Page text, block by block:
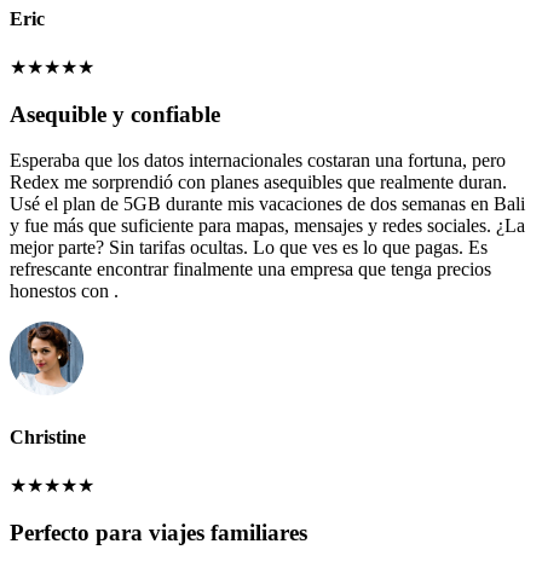
Eric
★★★★★
Asequible y confiable
Esperaba que los datos internacionales costaran una fortuna, pero
Redex me sorprendió con planes asequibles que realmente duran.
Usé el plan de 5GB durante mis vacaciones de dos semanas en Bali
y fue más que suficiente para mapas, mensajes y redes sociales. ¿La
mejor parte? Sin tarifas ocultas. Lo que ves es lo que pagas. Es
refrescante encontrar finalmente una empresa que tenga precios
honestos con .
Christine
★★★★★
Perfecto para viajes familiares